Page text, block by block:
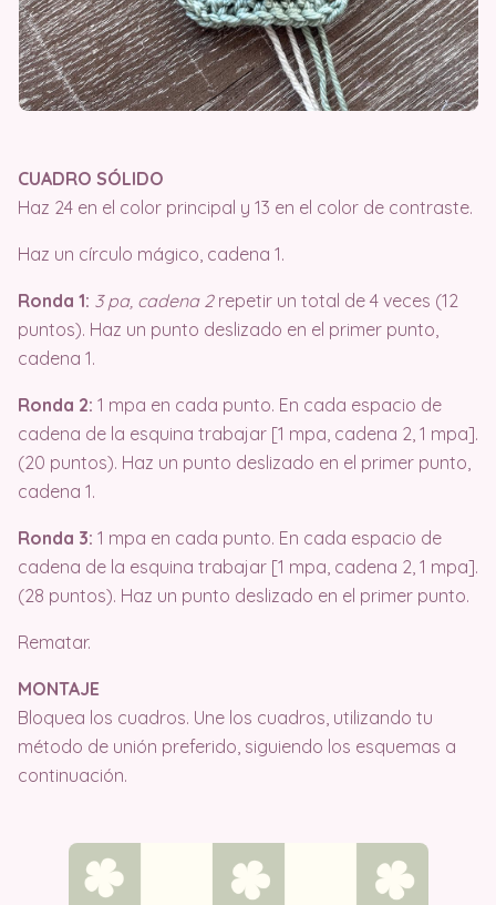
CUADRO SÓLIDO
Haz 24 en el color principal y 13 en el color de contraste.
Haz un círculo mágico, cadena 1.
Ronda 1: 3 pa, cadena 2repetir un total de 4 veces (12
puntos). Haz un punto deslizado en el primer punto,
cadena 1.
Ronda 2: 1 mpa en cada punto. En cada espacio de
cadena de la esquina trabajar [1 mpa, cadena 2, 1 mpa].
(20 puntos). Haz un punto deslizado en el primer punto,
cadena 1.
Ronda 3: 1 mpa en cada punto. En cada espacio de
cadena de la esquina trabajar [1 mpa, cadena 2, 1 mpa].
(28 puntos). Haz un punto deslizado en el primer punto.
Rematar.
MONTAJE
Bloquea los cuadros. Une los cuadros, utilizando tu
método de unión preferido, siguiendo los esquemas a
continuación.